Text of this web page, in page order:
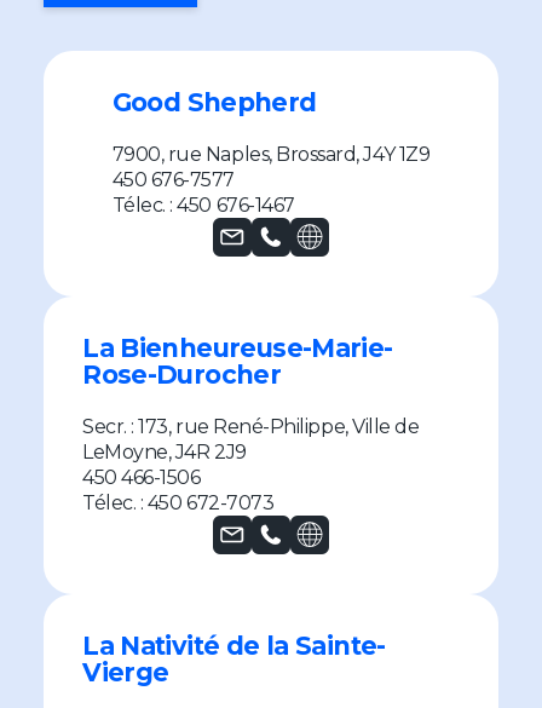
Good Shepherd
7900, rue Naples, Brossard, J4Y 1Z9
450 676-7577
Télec. : 450 676-1467
La Bienheureuse-Marie-
Rose-Durocher
Secr. : 173, rue René-Philippe, Ville de
LeMoyne, J4R 2J9
450 466-1506
Télec. : 450 672-7073
La Nativité de la Sainte-
Vierge